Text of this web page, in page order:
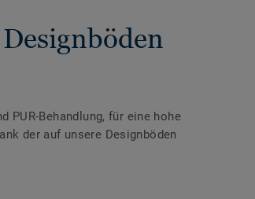
Behandlung, für eine hohe
der auf unsere Designböden